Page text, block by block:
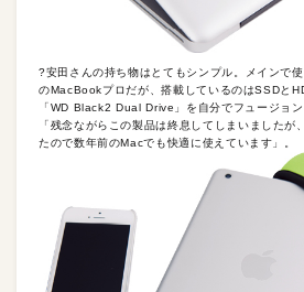
?安田さんの持ち物はとてもシンプル。メインで
のMacBookプロだが、搭載しているのはSSDと
「WD Black2 Dual Drive」を自分でフュージョン
「残念ながらこの製品は終息してしまいましたが
たので数年前のMacでも快適に使えています」。